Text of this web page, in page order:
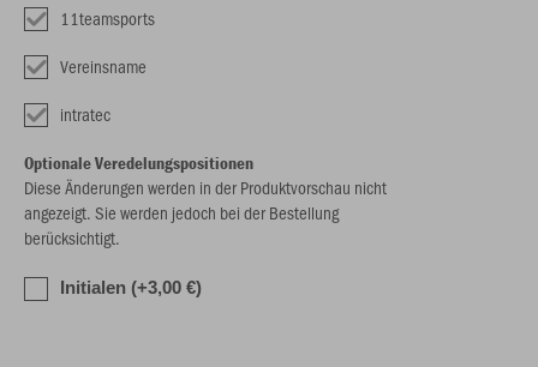
11teamsports
Vereinsname
intratec
Optionale Veredelungspositionen
Diese Änderungen werden in der Produktvorschau nicht
angezeigt. Sie werden jedoch bei der Bestellung
berücksichtigt.
Initialen (+3,00 €)